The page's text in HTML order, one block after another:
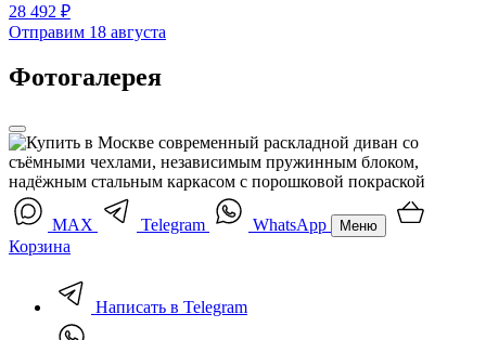
28 492 ₽
Отправим 18 августа
Фотогалерея
MAX Telegram WhatsApp Меню
Корзина
Написать в Telegram